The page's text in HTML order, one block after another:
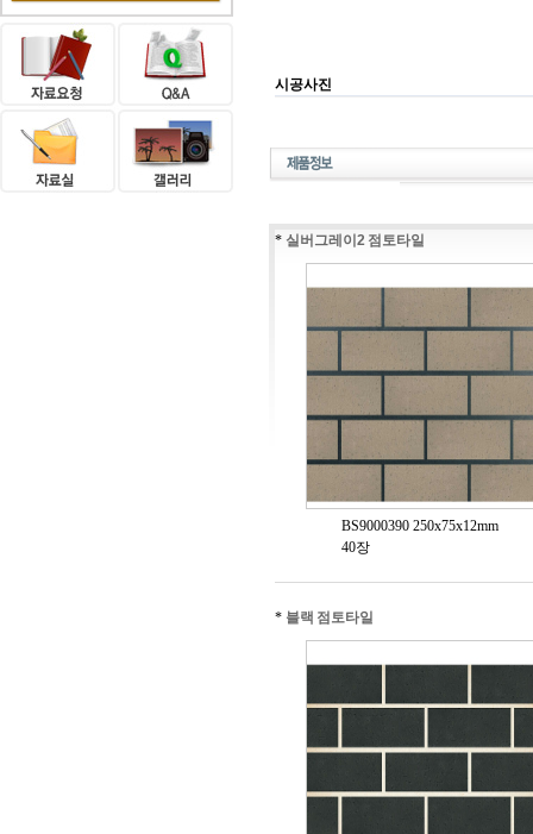
시공사진
* 실버그레이2 점토타일
BS9000390 250x75x12mm
40장
* 블랙 점토타일